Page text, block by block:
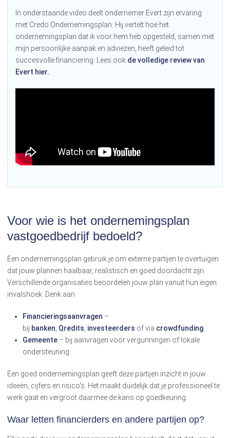
In onderstaande video deelt ondernemer Evert zijn ervaring
met Credo Ondernemingsplan. Hij vertelt hoe het
ondernemingsplan dat ik voor hem heb opgesteld, samen met
mijn persoonlijke aanpak en adviezen, heeft geleid tot
succesvolle financiering. Lees ook de volledige review van
Evert hier.
Voor wie is het ondernemingsplan
vastgoedbedrijf bedoeld?
Een ondernemingsplan gebruik je om externe partijen te overtuigen
dat jouw plannen haalbaar, realistisch en goed doordacht zijn.
Verschillende organisaties beoordelen jouw plan vanuit hun eigen
invalshoek. Denk aan:
Financieringsaanvragen –
bij banken, Qredits, investeerders of via crowdfunding.
Gemeente – bij aanvragen voor vergunningen of lokale
ondersteuning.
Een goed ondernemingsplan geeft deze partijen inzicht in jouw
ideeën, cijfers en risico’s. Het maakt duidelijk dat je professioneel te
werk gaat en vergroot daarmee de kans op goedkeuring.
Waar letten financierders en andere partijen op?